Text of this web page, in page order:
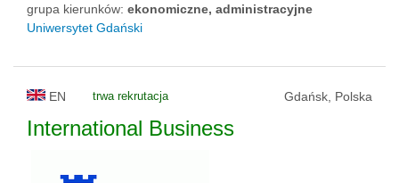
grupa kierunków: ekonomiczne, administracyjne
Uniwersytet Gdański
EN trwa rekrutacja Gdańsk, Polska
International Business